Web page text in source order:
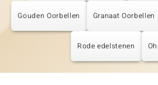
Gouden Oorbellen Granaat Oorbellen
Rode edelstenen